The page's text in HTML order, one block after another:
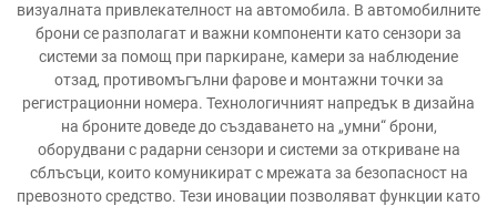
визуалната привлекателност на автомобила. В автомобилните
брони се разполагат и важни компоненти като сензори за
системи за помощ при паркиране, камери за наблюдение
отзад, противомъгълни фарове и монтажни точки за
регистрационни номера. Технологичният напредък в дизайна
на броните доведе до създаването на „умни“ брони,
оборудвани с радарни сензори и системи за откриване на
сблъсъци, които комуникират с мрежата за безопасност на
превозното средство. Тези иновации позволяват функции като